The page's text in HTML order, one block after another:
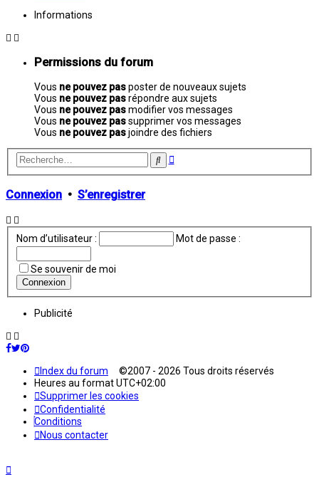
Informations
Permissions du forum
Vous ne pouvez pasposter de nouveaux sujets
Vous ne pouvez pasrépondre aux sujets
Vous ne pouvez pasmodifier vos messages
Vous ne pouvez passupprimer vos messages
Vous ne pouvez pasjoindre des fichiers
Rechercher
Recherche
Connexion • S’enregistrer
Nom d’utilisateur : Mot de passe :
Se souvenir de moi
Publicité
Index du forum ©2007 - 2026 Tous droits réservés
Heures au formatUTC+02:00
Supprimer les cookies
Confidentialité
Conditions
Nous contacter